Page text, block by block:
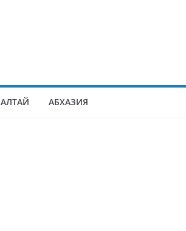
АЛТАЙ АБХАЗИЯ